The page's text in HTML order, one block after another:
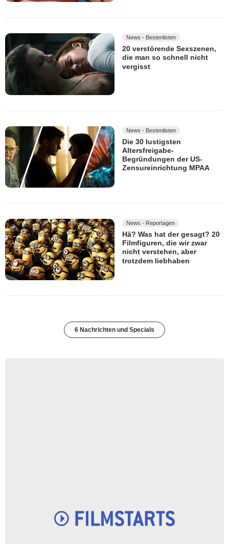
News - Bestenlisten
20 verstörende Sexszenen,
die man so schnell nicht
vergisst
News - Bestenlisten
Die 30 lustigsten
Altersfreigabe-
Begründungen der US-
Zensureinrichtung MPAA
News - Reportagen
Hä? Was hat der gesagt? 20
Filmfiguren, die wir zwar
nicht verstehen, aber
trotzdem liebhaben
6 Nachrichten und Specials